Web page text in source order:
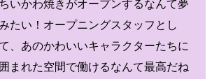
ちいかわ焼きがオープンするなんて夢
たい！オープニングスタッフとし
、あのかわいいキャラクターたちに
囲まれた空間で働けるなんて最高だね